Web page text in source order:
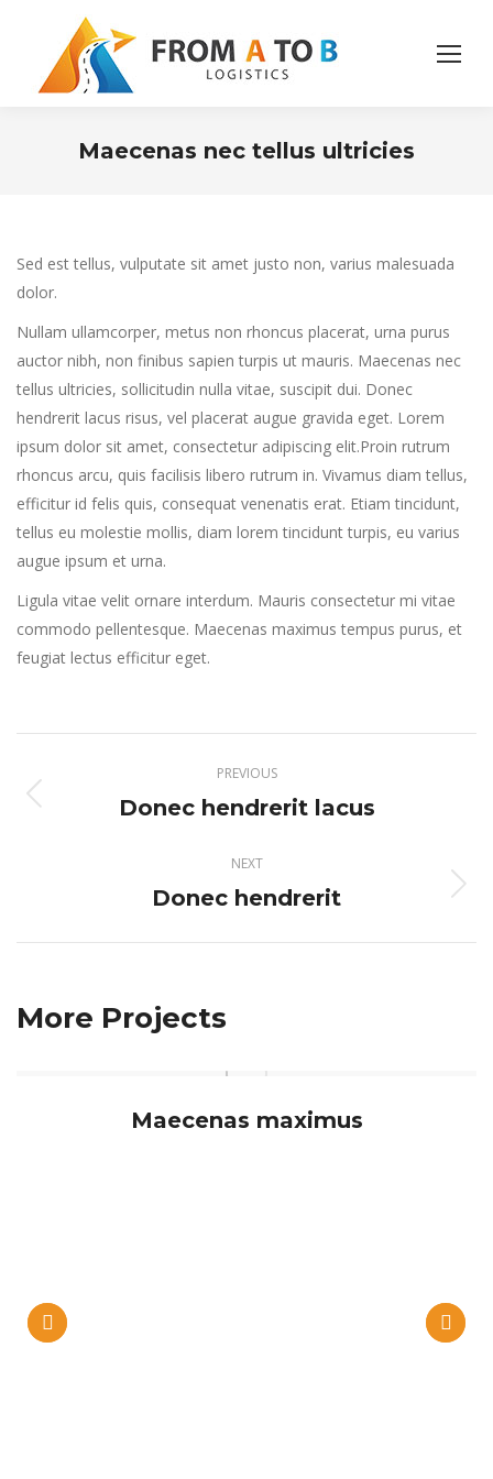
Maecenas nec tellus ultricies
Sed est tellus, vulputate sit amet justo non, varius malesuada
dolor.
Nullam ullamcorper, metus non rhoncus placerat, urna purus
auctor nibh, non finibus sapien turpis ut mauris. Maecenas nec
tellus ultricies, sollicitudin nulla vitae, suscipit dui. Donec
hendrerit lacus risus, vel placerat augue gravida eget. Lorem
ipsum dolor sit amet, consectetur adipiscing elit.Proin rutrum
rhoncus arcu, quis facilisis libero rutrum in. Vivamus diam tellus,
efficitur id felis quis, consequat venenatis erat. Etiam tincidunt,
tellus eu molestie mollis, diam lorem tincidunt turpis, eu varius
augue ipsum et urna.
Ligula vitae velit ornare interdum. Mauris consectetur mi vitae
commodo pellentesque. Maecenas maximus tempus purus, et
feugiat lectus efficitur eget.
navigation
PREVIOUS
Previous
Donec hendrerit lacus
NEXT
Next
Donec hendrerit
More Projects
Maecenas maximus